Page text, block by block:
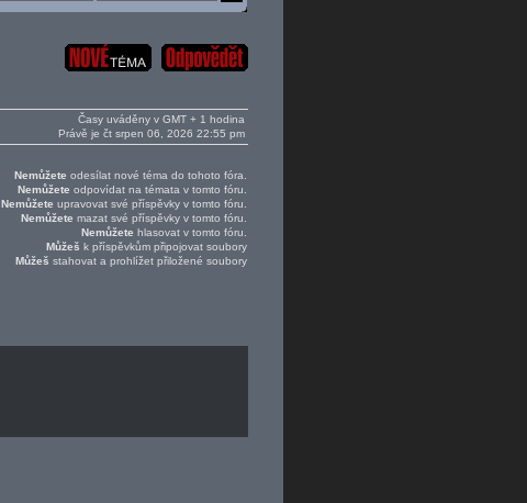
Časy uváděny v GMT + 1 hodina
Právě je čt srpen 06, 2026 22:55 pm
Nemůžete odesílat nové téma do tohoto fóra.
Nemůžete odpovídat na témata v tomto fóru.
Nemůžete upravovat své příspěvky v tomto fóru.
Nemůžete mazat své příspěvky v tomto fóru.
Nemůžete hlasovat v tomto fóru.
Můžeš k příspěvkům připojovat soubory
Můžeš stahovat a prohlížet přiložené soubory